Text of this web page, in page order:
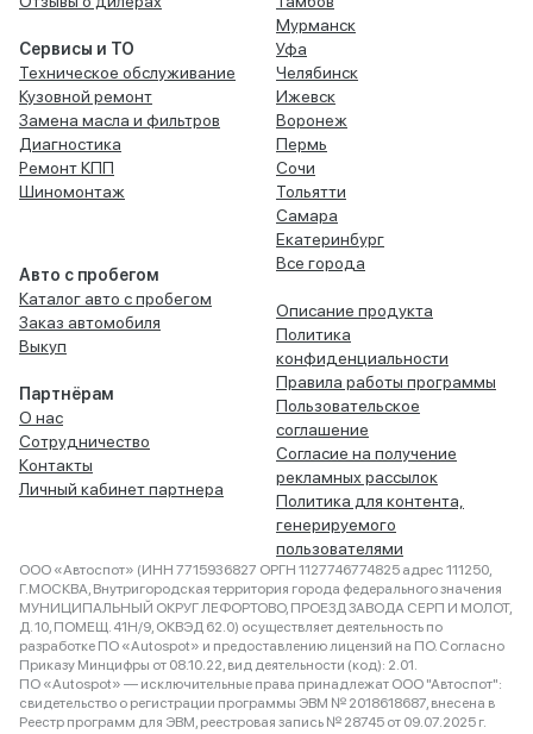
Сервисы и ТО
Техническое обслуживание
Кузовной ремонт
Замена масла и фильтров
Диагностика
Ремонт КПП
Шиномонтаж
Авто с пробегом
Каталог авто с пробегом
Заказ автомобиля
Выкуп
Партнёрам
О нас
Сотрудничество
Контакты
Личный кабинет партнера
Мурманск
Уфа
Челябинск
Ижевск
Воронеж
Пермь
Сочи
Тольятти
Самара
Екатеринбург
Все города
Описание продукта
Политика
конфиденциальности
Правила работы программы
Пользовательское
соглашение
Согласие на получение
рекламных рассылок
Политика для контента,
генерируемого
пользователями
ООО «Автоспот» (ИНН 7715936827 ОРГН 1127746774825 адрес 111250,
Г.МОСКВА, Внутригородская территория города федерального значения
МУНИЦИПАЛЬНЫЙ ОКРУГ ЛЕФОРТОВО, ПРОЕЗД ЗАВОДА СЕРП И МОЛОТ,
Д. 10, ПОМЕЩ. 41Н/9, ОКВЭД 62.0) осуществляет деятельность по
разработке ПО «Autospot» и предоставлению лицензий на ПО. Согласно
Приказу Минцифры от 08.10.22, вид деятельности (код): 2.01.
ПО «Autospot» — исключительные права принадлежат ООО "Автоспот":
свидетельство о регистрации программы ЭВМ № 2018618687, внесена в
Реестр программ для ЭВМ, реестровая запись № 28745 от 09.07.2025 г.